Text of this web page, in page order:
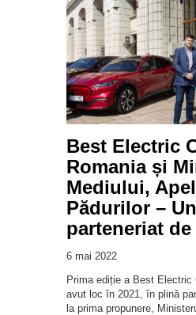
Best Electric
Romania și
Mediului,
Pădurilor – Un
parteneriat
6 mai 2022
Prima ediție a Best Electric
avut loc în 2021, în plină
la prima propunere,